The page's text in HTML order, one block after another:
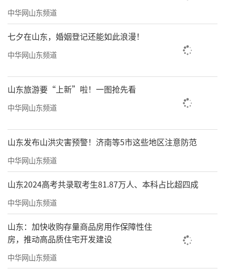
例70%以上
中华网山东频道
七夕在山东，婚姻登记还能如此浪漫！
中华网山东频道
山东旅游要“上新”啦！一图抢先看
中华网山东频道
山东发布山洪灾害预警！济南等5市这些地区注意防范
中华网山东频道
山东2024高考共录取考生81.87万人、本科占比超四成
中华网山东频道
山东：加快收购存量商品房用作保障性住
房，推动高品质住宅开发建设
中华网山东频道